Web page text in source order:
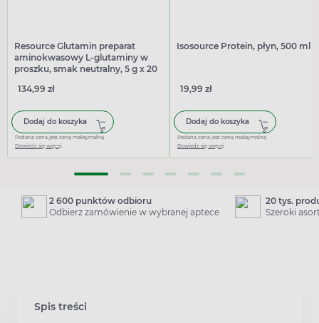
Resource Glutamin preparat
aminokwasowy L-glutaminy w
proszku, smak neutralny, 5 g x 20
134,99 zł
Dodaj do koszyka
Podana cena jest ceną maksymalną
Dowiedz się więcej
Isosource Protein, płyn, 500 ml
19,99 zł
Dodaj do koszyka
Podana cena jest ceną maksymalną
Dowiedz się więcej
2 600 punktów odbioru
Odbierz zamówienie w wybranej aptece
20 tys.
Szeroki
Spis treści